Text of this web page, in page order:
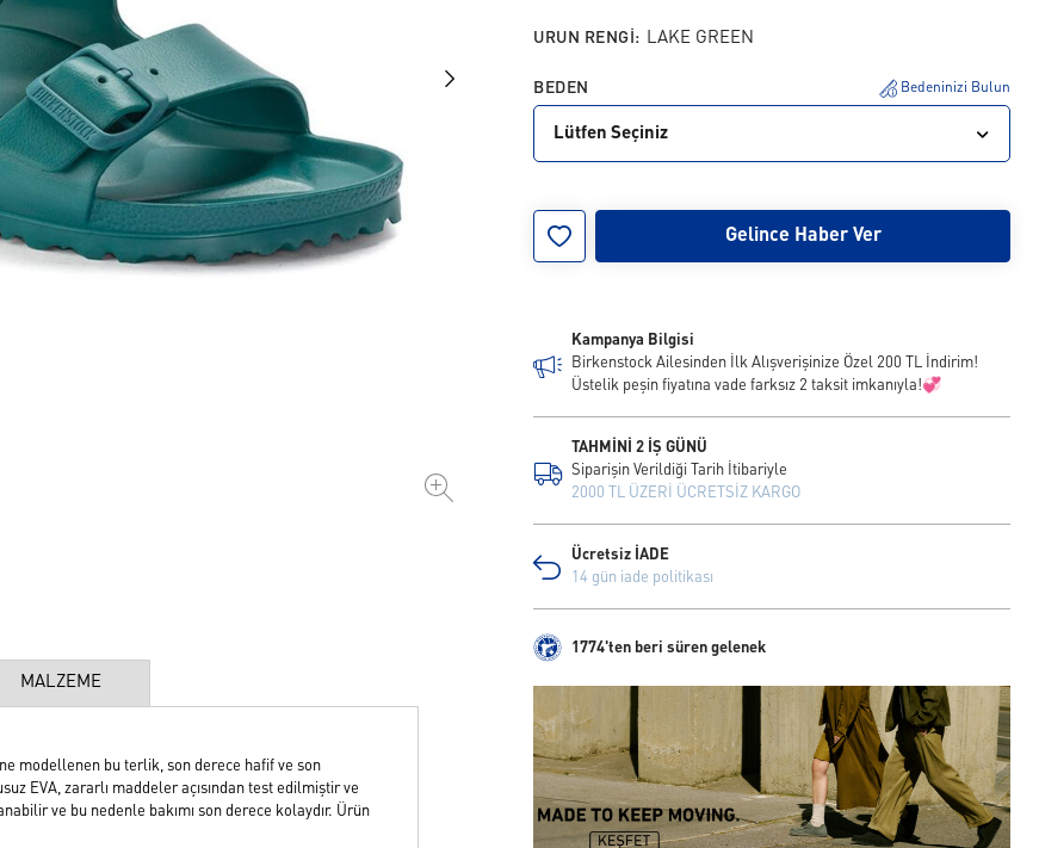
MALZEME
modellenen bu terlik, son derece hafif ve son
EVA, zararlı maddeler açısından test edilmiştir ve
ve bu nedenle bakımı son derece kolaydır. Ürün
URUN RENGI: LAKE GREEN
BEDEN Bedeninizi Bulun
Lütfen Seçiniz
Gelince Haber Ver
Kampanya Bilgisi
Birkenstock Ailesinden İlk Alışverişinize Özel 200 TL İndirim!
Üstelik peşin fiyatına vade farksız 2 taksit imkanıyla!💞
TAHMİNİ 2 İŞ GÜNÜ
Siparişin Verildiği Tarih İtibariyle
2000 TL ÜZERİ ÜCRETSİZ KARGO
Ücretsiz İADE
14 gün iade politikası
1774'ten beri süren gelenek